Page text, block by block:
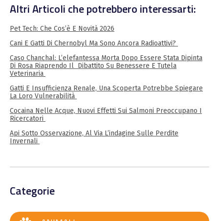
Altri Articoli che potrebbero interessarti:
Pet Tech: Che Cos’è E Novità 2026
Cani E Gatti Di Chernobyl Ma Sono Ancora Radioattivi?
Caso Chanchal: L’elefantessa Morta Dopo Essere Stata Dipinta
Di Rosa Riaprendo Il Dibattito Su Benessere E Tutela
Veterinaria
Gatti E Insufficienza Renale, Una Scoperta Potrebbe Spiegare
La Loro Vulnerabilità
Cocaina Nelle Acque, Nuovi Effetti Sui Salmoni Preoccupano I
Ricercatori
Api Sotto Osservazione, Al Via L’indagine Sulle Perdite
Invernali
Categorie